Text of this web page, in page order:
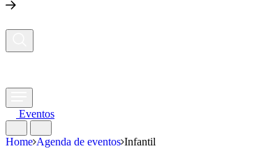
Eventos
Home Agenda de eventos Infantil